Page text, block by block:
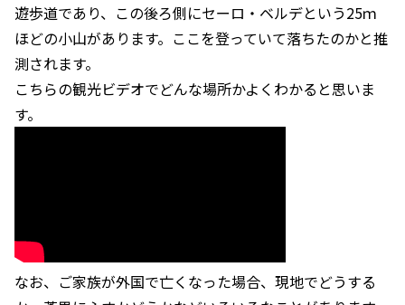
遊歩道であり、この後ろ側にセーロ・ベルデという25ｍ
ほどの小山があります。ここを登っていて落ちたのかと推
測されます。
こちらの観光ビデオでどんな場所かよくわかると思いま
す。
なお、ご家族が外国で亡くなった場合、現地でどうする